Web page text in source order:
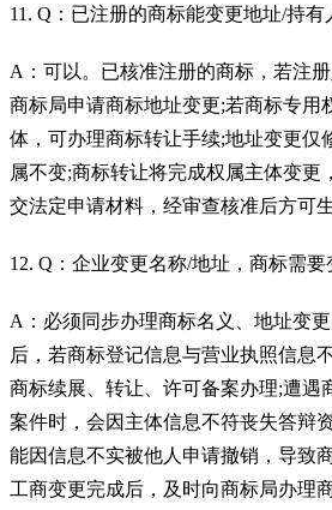
11. Q：已注册的商标能变更地址/持有
A：可以。已核准注册的商标，若注
商标局申请商标地址变更;若商标专用
体，可办理商标转让手续;地址变更仅
属不变;商标转让将完成权属主体变更
交法定申请材料，经审查核准后方可生
12. Q：企业变更名称/地址，商标需要
A：必须同步办理商标名义、地址变
后，若商标登记信息与营业执照信息
商标续展、转让、许可备案办理;遭遇
案件时，会因主体信息不符丧失答辩
能因信息不实被他人申请撤销，导致
工商变更完成后，及时向商标局办理